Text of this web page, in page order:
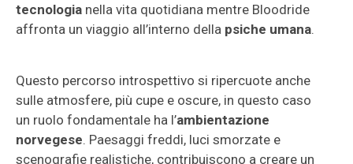
tecnologia nella vita quotidiana mentre Bloodride
affronta un viaggio all’interno della psiche umana.
Questo percorso introspettivo si ripercuote anche
sulle atmosfere, più cupe e oscure, in questo caso
un ruolo fondamentale ha l’ambientazione
norvegese. Paesaggi freddi, luci smorzate e
scenografie realistiche, contribuiscono a creare un